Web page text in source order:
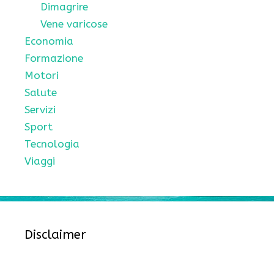
Dimagrire
Vene varicose
Economia
Formazione
Motori
Salute
Servizi
Sport
Tecnologia
Viaggi
Disclaimer